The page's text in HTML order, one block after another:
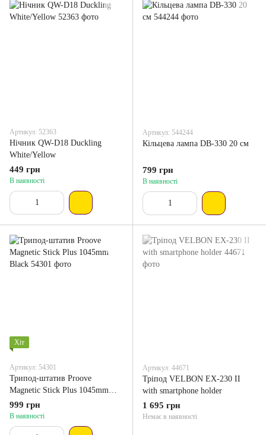
Артикул: 52363
Нічник QW-D18 Duckling
White/Yellow
449 грн
В наявності
Артикул: 544244
Кільцева лампа DB-330 20 см
799 грн
В наявності
Хіт
Артикул: 54301
Трипод-штатив Proove
Magnetic Stick Plus 1045mm
Black
999 грн
В наявності
Артикул: 44671
Тріпод VELBON EX-230 II
with smartphone holder
1 695 грн
Немає в наявності